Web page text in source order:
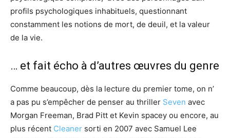
profils psychologiques inhabituels, questionnant
constamment les notions de mort, de deuil, et la valeur
de la vie.
… et fait écho à d’autres œuvres du genre
Comme beaucoup, dès la lecture du premier tome, on n’
a pas pu s’empêcher de penser au thriller Seven avec
Morgan Freeman, Brad Pitt et Kevin spacey ou encore, au
plus récent Cleaner sorti en 2007 avec Samuel Lee